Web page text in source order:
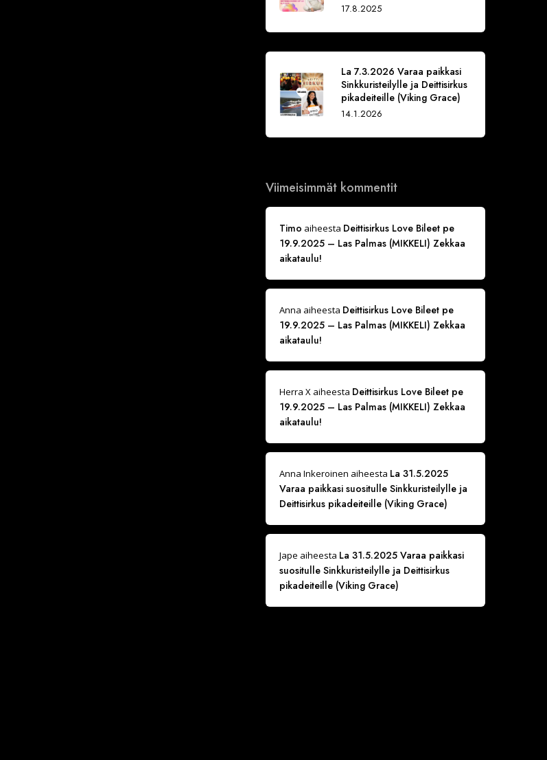
17.8.2025
La 7.3.2026 Varaa paikkasi
Sinkkuristeilylle ja Deittisirkus
pikadeiteille (Viking Grace)
14.1.2026
Viimeisimmät kommentit
Timo aiheesta Deittisirkus Love Bileet pe
19.9.2025 – Las Palmas (MIKKELI) Zekkaa
aikataulu!
Anna aiheesta Deittisirkus Love Bileet pe
19.9.2025 – Las Palmas (MIKKELI) Zekkaa
aikataulu!
Herra Xaiheesta Deittisirkus Love Bileet pe
19.9.2025 – Las Palmas (MIKKELI) Zekkaa
aikataulu!
Anna Inkeroinen aiheesta La 31.5.2025
Varaa paikkasi suositulle Sinkkuristeilylle ja
Deittisirkus pikadeiteille (Viking Grace)
Jape aiheesta La 31.5.2025 Varaa paikkasi
suositulle Sinkkuristeilylle ja Deittisirkus
pikadeiteille (Viking Grace)